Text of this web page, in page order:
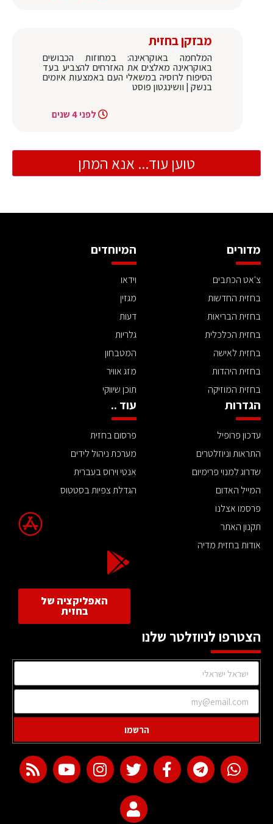
מבזקן בחזית
המלחמה באוקראינה: במחוזות הכבושים
באוקראינה מאלצים את האזרחים להצביע בעד
הסיפוח לרוסיה במשאלי העם באמצעות איומים
בנשק | וושינגטון פוסט
לפני 4 שנים
טוען עוד... אנא המתן
מדורים
צ'אט הכתבים
בחזית החדשות
בחזית הבריאות
בחזית הכלכלית
בחזית לאישה
בחזית היהדות
בחזית המוזיקה
המיוחדים
וידאו
מגזין
דעות
גלריות
המטבחון
מזג אוויר
תוכן שיווקי
הגדרות
עדכון פרופיל
התראות וניוזלטרים
שדרוג למנוי פרימיום
המייל האדום
פרסמו אצלנו
תקנון האתר
אודות בחזית מדיה
עוד ..
פרסום בחזית
מערכת ניהול לידים
אנטי וירוס בעברית
הגדלת צפיות בסטטוס
האפליקציה של
בחזית
הצטרפו לניוזלטר שלנו
הרשמו